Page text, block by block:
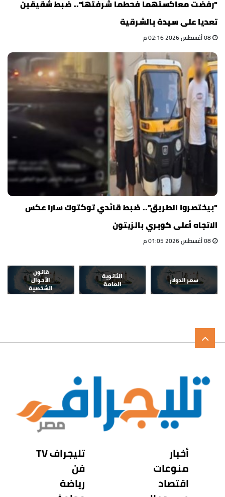
"رفضت معاكستهما فحطما شرفتها".. ضبط شقيقين
تعديا على سيدة بالشرقية
"بيختصروا الطريق".. ضبط قائدي توكتوك سارا عكس
الاتجاه أعلى كوبري بالزيتون
سعر الدولار
الثانوية
العامة
قانون
الأحوال
الشخصية
أخبار
منوعات
اقتصاد
تليجراف TV
فن
رياضة